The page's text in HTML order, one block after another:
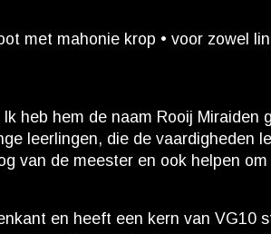
met mahonie krop • voor zowel
heb hem de naam Rooij
leerlingen, die de vaardigheden
van de meester en ook helpen
en heeft een kern van VG10